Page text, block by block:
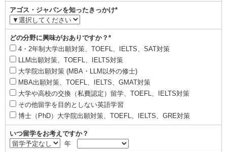
アゴス・ジャパンを知ったきっかけ*
どの分野に興味がおありですか？*
4・2年制大学出願対策、TOEFL、IELTS、SAT対策
LLM出願対策、TOEFL、IELTS対策
大学院出願対策 (MBA・LLM以外の修士)
MBA出願対策、TOEFL、IELTS、GMAT対策
大学や高校の交換（私費認定）留学、TOEFL、IELTS対策
その他留学を目的としない英語学習
博士（PhD）大学院出願対策、TOEFL、IELTS、GRE対策
いつ留学をお考えですか？
年